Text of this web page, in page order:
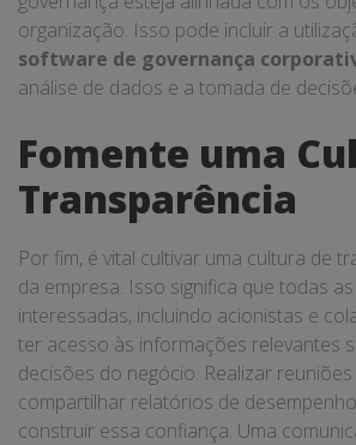
organização. Isso pode incluir a
software de governança
análise de dados e a tomada de
Fomente uma
Transparência
Por fim, é vital cultivar uma cultura de
da empresa. Isso significa que todas
interessadas, incluindo acionistas e
ter acesso às informações relevantes
decisões do negócio. Realizar
compartilhar relatórios de
construir essa confiança. Uma